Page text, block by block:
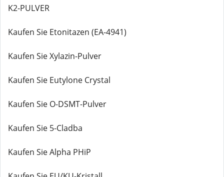
K2-PULVER
Kaufen Sie Etonitazen (EA-4941)
Kaufen Sie Xylazin-Pulver
Kaufen Sie Eutylone Crystal
Kaufen Sie O-DSMT-Pulver
Kaufen Sie 5-Cladba
Kaufen Sie Alpha PHiP